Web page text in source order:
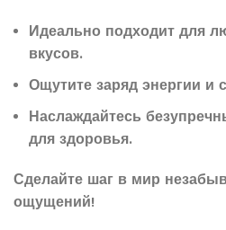
Идеально подходит для
вкусов.
Ощутите заряд энергии и
Наслаждайтесь
для здоровья.
Сделайте шаг в мир
ощущений!